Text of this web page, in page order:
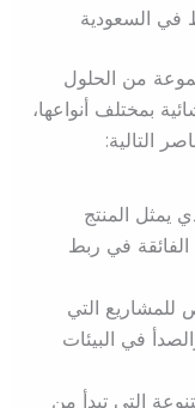
السعودية
من الحلول
بمختلف أنواعها،
التالية:
يمثل المنتج
الفائقة في ربط
التي
في البيئات
التي تبدأ من